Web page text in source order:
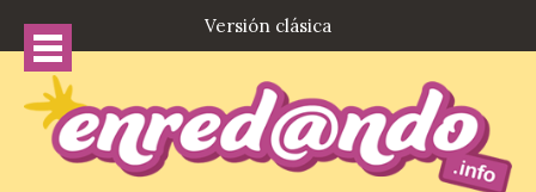
Versión clásica